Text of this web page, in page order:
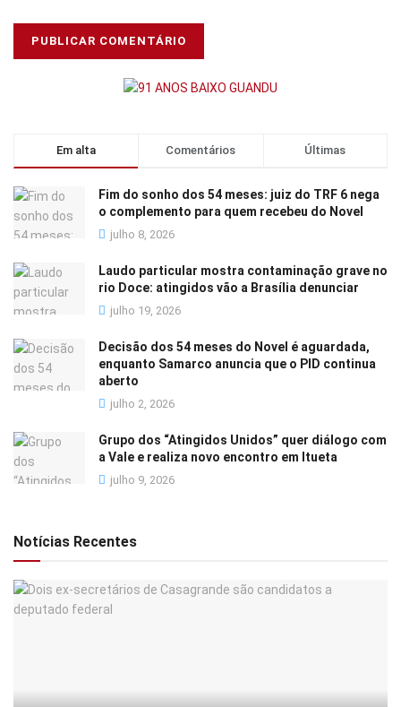
Em alta Comentários Últimas
Fim do sonho dos 54 meses: juiz do TRF 6 nega
o complemento para quem recebeu do Novel
julho 8, 2026
Laudo particular mostra contaminação grave no
rio Doce: atingidos vão a Brasília denunciar
julho 19, 2026
Decisão dos 54 meses do Novel é aguardada,
enquanto Samarco anuncia que o PID continua
aberto
julho 2, 2026
Grupo dos “Atingidos Unidos” quer diálogo com
a Vale e realiza novo encontro em Itueta
julho 9, 2026
Notícias Recentes